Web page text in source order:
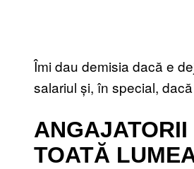
Îmi dau demisia dacă e
salariul și, în special,
TOATĂ